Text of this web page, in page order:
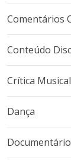
Comentários
Conteúdo
Crítica Musical
Dança
Documentário